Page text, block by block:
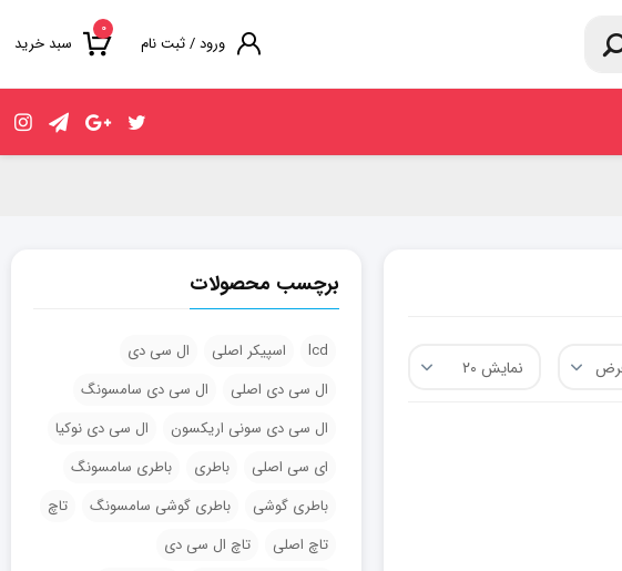
۰
سبد خرید ورود / ثبت نام
برچسب محصولات
lcd اسپیکر اصلی
ال سی دی
ال سی دی اصلی
ال سی دی سامسونگ
ال سی دی سونی اریکسون
ال سی دی نوکیا
ای سی اصلی
باطری
باطری سامسونگ
باطری گوشی
باطری گوشی سامسونگ
تاچ
تاچ اصلی
تاچ ال سی دی